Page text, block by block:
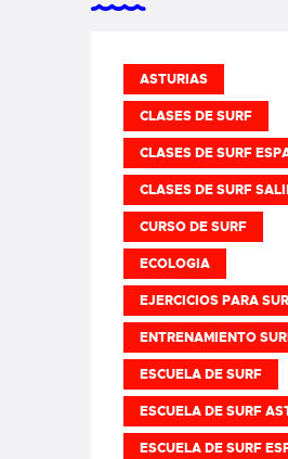
ASTURIAS
CLASES DE SURF
CLASES DE SURF
CLASES DE SURF
CURSO DE SURF
ECOLOGIA
EJERCICIOS PARA
ENTRENAMIENTO
ESCUELA DE SURF
ESCUELA DE SURF
ESCUELA DE SURF